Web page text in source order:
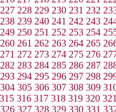
227 228 229 230 231 232
238 239 240 241 242 243
249 250 251 252 253 254
260 261 262 263 264 265
271 272 273 274 275 276
282 283 284 285 286 287
293 294 295 296 297 298
304 305 306 307 308 309
315 316 317 318 319 320
326 327 328 329 330 331